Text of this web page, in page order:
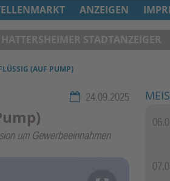
(AUF PUMP)
Rubrik:24.09.2025
um Gewerbeeinnahmen
HATTERSHEIMER STADTANZEIGER
ANZEIGEN